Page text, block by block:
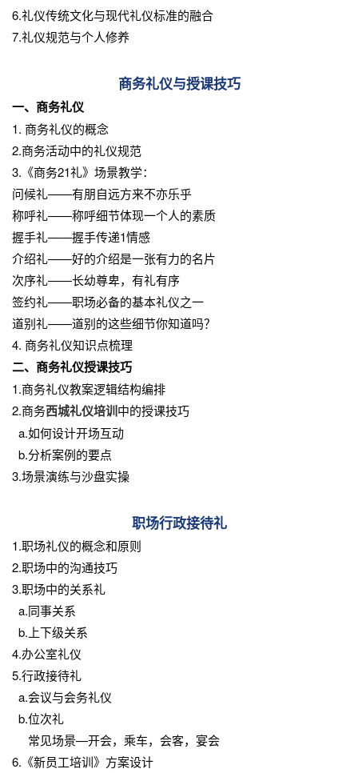
6.礼仪传统文化与现代礼仪标准的融合
7.礼仪规范与个人修养
商务礼仪与授课技巧
一、商务礼仪
1. 商务礼仪的概念
2.商务活动中的礼仪规范
3.《商务21礼》场景教学：
问候礼——有朋自远方来不亦乐乎
称呼礼——称呼细节体现一个人的素质
握手礼——握手传递1情感
介绍礼——好的介绍是一张有力的名片
次序礼——长幼尊卑，有礼有序
签约礼——职场必备的基本礼仪之一
道别礼——道别的这些细节你知道吗？
4. 商务礼仪知识点梳理
二、商务礼仪授课技巧
1.商务礼仪教案逻辑结构编排
2.商务西城礼仪培训中的授课技巧
a.如何设计开场互动
b.分析案例的要点
3.场景演练与沙盘实操
职场行政接待礼
1.职场礼仪的概念和原则
2.职场中的沟通技巧
3.职场中的关系礼
a.同事关系
b.上下级关系
4.办公室礼仪
5.行政接待礼
a.会议与会务礼仪
b.位次礼
常见场景—开会，乘车，会客，宴会
6.《新员工培训》方案设计